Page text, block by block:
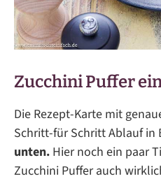
Zucchini Puffer
Die Rezept-Karte mit
Schritt-für Schritt Ablauf in
unten. Hier noch ein paar
Zucchini Puffer auch